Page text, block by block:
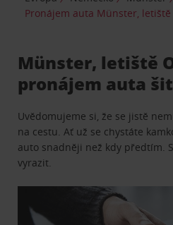
Pronájem auta Münster,
Münster, letiště
pronájem auta
Uvědomujeme si, že se jistě
na cestu. Ať už se chystáte
auto snadněji než kdy předtím.
vyrazit.